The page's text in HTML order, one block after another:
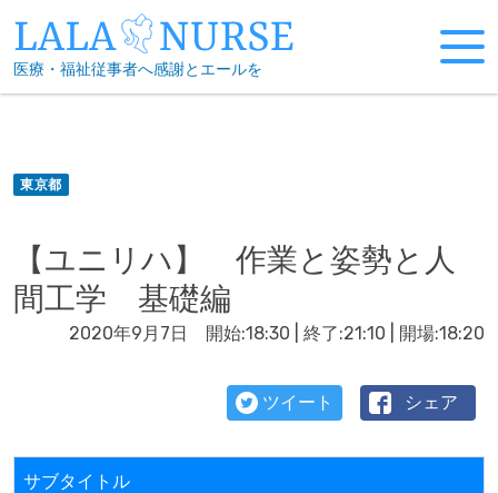
to
content
医療・福祉従事者へ感謝とエールを
東京都
【ユニリハ】 作業と姿勢と人
間工学 基礎編
2020年9月7日 開始:18:30 | 終了:21:10 | 開場:18:20
ツイート シェア
サブタイトル